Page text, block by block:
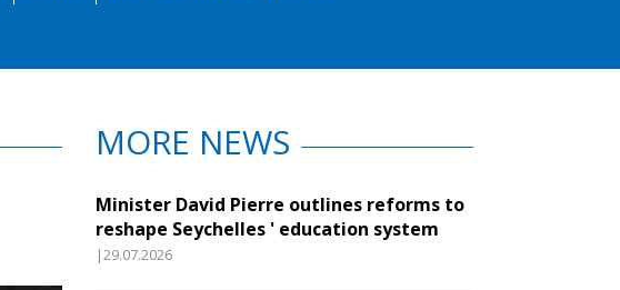
MORE NEWS
Minister David Pierre outlines reforms to
reshape Seychelles ' education system
|29.07.2026